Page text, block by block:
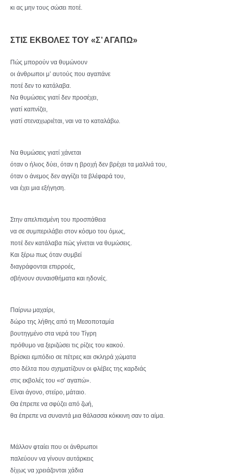
κι ας μην τους σώσει ποτέ.
ΣΤΙΣ ΕΚΒΟΛΕΣ ΤΟΥ «Σ’ ΑΓΑΠΩ»
Πώς μπορούν να θυμώνουν
οι άνθρωποι μ’ αυτούς που αγαπάνε
ποτέ δεν το κατάλαβα.
Να θυμώσεις γιατί δεν προσέχει,
γιατί καπνίζει,
γιατί στεναχωριέται, ναι να το καταλάβω.
Να θυμώσεις γιατί χάνεται
όταν ο ήλιος δύει, όταν η βροχή δεν βρέχει τα μαλλιά του,
όταν ο άνεμος δεν αγγίζει τα βλέφαρά του,
ναι έχει μια εξήγηση.
Στην απελπισμένη του προσπάθεια
να σε συμπεριλάβει στον κόσμο του όμως,
ποτέ δεν κατάλαβα πώς γίνεται να θυμώσεις.
Και ξέρω πως όταν συμβεί
διαγράφονται επιρροές,
σβήνουν συναισθήματα και ηδονές.
Παίρνω μαχαίρι,
δώρο της λήθης από τη Μεσοποταμία
βουτηγμένο στα νερά του Τίγρη
πρόθυμο να ξεριζώσει τις ρίζες του κακού.
Βρίσκει εμπόδιο σε πέτρες και σκληρά χώματα
στο δέλτα που σχηματίζουν οι φλέβες της καρδιάς
στις εκβολές του «σ’ αγαπώ».
Είναι άγονο, στείρο, μάταιο.
Θα έπρεπε να σφύζει από ζωή,
θα έπρεπε να συναντά μια θάλασσα κόκκινη σαν το αίμα.
Μάλλον φταίει που οι άνθρωποι
παλεύουν να γίνουν αυτάρκεις
δίχως να χρειάζονται χάδια